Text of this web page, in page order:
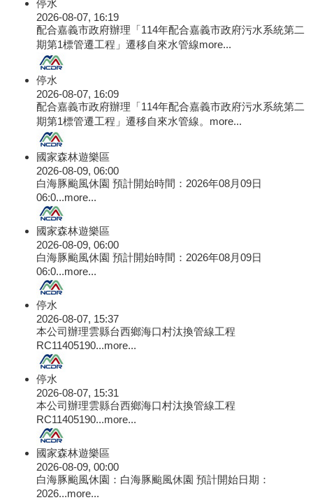
停水
2026-08-07, 16:19
配合嘉義市政府辦理「114年配合嘉義市政府污水系統第二
期第1標管遷工程」遷移自來水管線more...
停水
2026-08-07, 16:09
配合嘉義市政府辦理「114年配合嘉義市政府污水系統第二
期第1標管遷工程」遷移自來水管線。 more...
國家森林遊樂區
2026-08-09, 06:00
白海豚颱風休園 預計開始時間：2026年08月09日
06:0... more...
國家森林遊樂區
2026-08-09, 06:00
白海豚颱風休園 預計開始時間：2026年08月09日
06:0... more...
停水
2026-08-07, 15:37
本公司辦理雲縣台西鄉海口村汰換管線工程
RC11405190... more...
停水
2026-08-07, 15:31
本公司辦理雲縣台西鄉海口村汰換管線工程
RC11405190... more...
國家森林遊樂區
2026-08-09, 00:00
白海豚颱風休園：白海豚颱風休園 預計開始日期：
2026... more...